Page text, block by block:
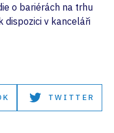
o bariérách na trhu
dispozici v kanceláři
TWITTER